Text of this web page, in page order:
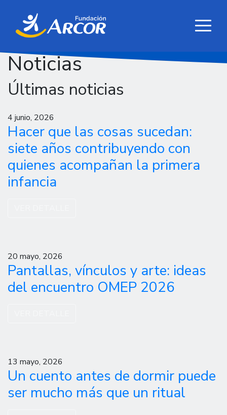
Noticias
Últimas noticias
4 junio, 2026
Hacer que las cosas sucedan:
siete años contribuyendo con
quienes acompañan la primera
infancia
20 mayo, 2026
Pantallas, vínculos y arte: ideas
del encuentro OMEP 2026
13 mayo, 2026
Un cuento antes de dormir puede
ser mucho más que un ritual